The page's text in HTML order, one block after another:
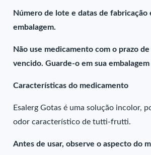
Número de lote e datas de fabricação
embalagem.
Não use medicamento com o prazo
vencido. Guarde-o em sua
Características do medicamento
Esalerg Gotas é uma solução incolor,
odor característico de tutti-frutti.
Antes de usar, observe o aspecto do